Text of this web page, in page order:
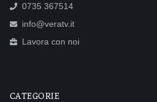
0735 367514
info@veratv.it
Lavora con noi
CATEGORIE